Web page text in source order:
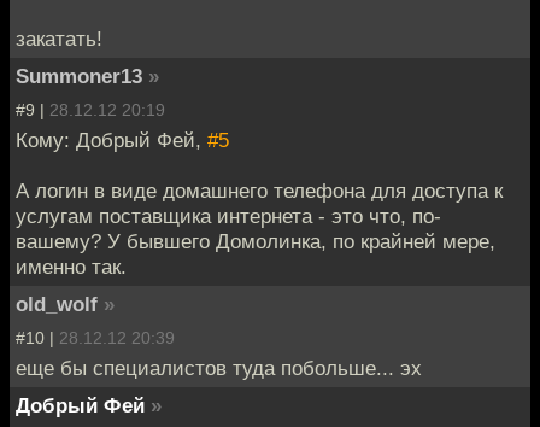
закатать!
Summoner13 »
#9 | 28.12.12 20:19
Кому: Добрый Фей, #5
А логин в виде домашнего телефона для доступа к
услугам поставщика интернета - это что, по-
вашему? У бывшего Домолинка, по крайней мере,
именно так.
old_wolf »
#10 | 28.12.12 20:39
еще бы специалистов туда побольше... эх
Добрый Фей »